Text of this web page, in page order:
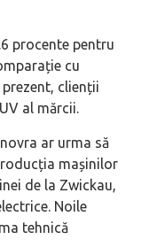
procente pentru
cu
clienții
al mărcii.
ar urma să
mașinilor
de la Zwickau,
Noile
tehnică